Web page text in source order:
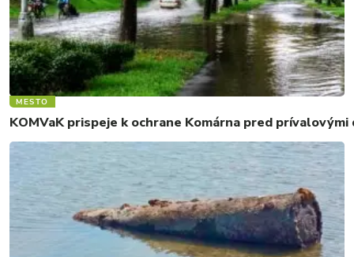
MESTO
KOMVaK prispeje k ochrane Komárna pred